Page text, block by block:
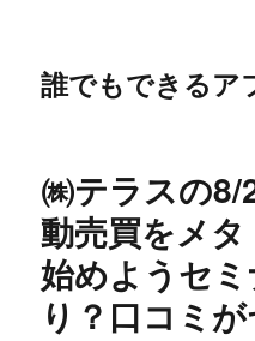
誰でもできるア
㈱テラスの8/
動売買をメ
始めようセ
り？口コミ